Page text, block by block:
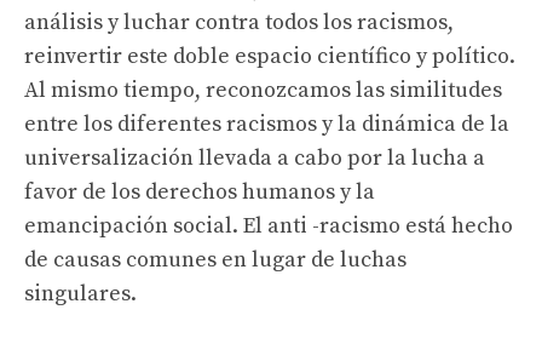
análisis y luchar contra todos los racismos,
reinvertir este doble espacio científico y político.
Al mismo tiempo, reconozcamos las similitudes
entre los diferentes racismos y la dinámica de la
universalización llevada a cabo por la lucha a
favor de los derechos humanos y la
emancipación social. El anti -racismo está hecho
de causas comunes en lugar de luchas
singulares.